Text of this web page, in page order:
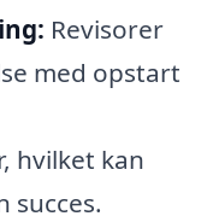
Revisorer
med opstart
hvilket kan
succes.